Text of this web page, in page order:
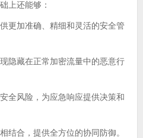
上还能够：
更加准确、精细和灵活的安全管
隐藏在正常加密流量中的恶意行
全风险，为应急响应提供决策和
结合，提供全方位的协同防御。